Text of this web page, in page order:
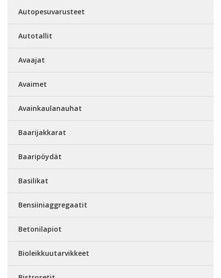
Autopesuvarusteet
Autotallit
Avaajat
Avaimet
Avainkaulanauhat
Baarijakkarat
Baaripöydät
Basilikat
Bensiiniaggregaatit
Betonilapiot
Bioleikkuutarvikkeet